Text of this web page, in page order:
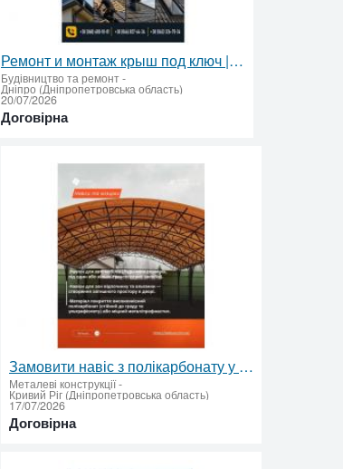
Ремонт и монтаж крыш под ключ | Кровельные работы
Будівництво та ремонт-
Дніпро (Дніпропетровська область)
20/07/2026
Договірна
Замовити навіс з полікарбонату у Кривому Розі – монтаж і гарантія
Металеві конструкції-
Кривий Ріг (Дніпропетровська область)
17/07/2026
Договірна